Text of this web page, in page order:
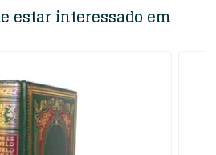
estar interessado em